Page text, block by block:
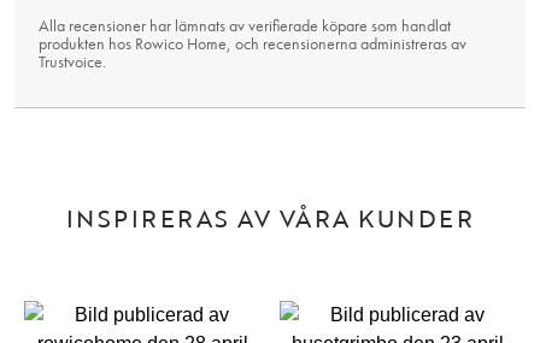
Alla recensioner har lämnats av verifierade köpare som handlat
produkten hos Rowico Home, och recensionerna administreras av
Trustvoice.
INSPIRERAS AV VÅRA KUNDER